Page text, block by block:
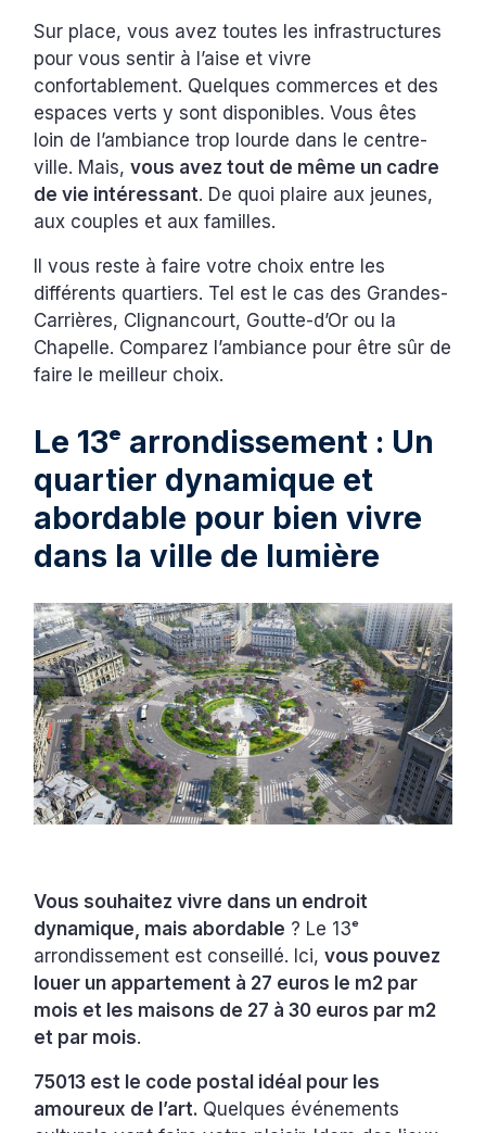
Sur place, vous avez toutes les infrastructures
pour vous sentir à l’aise et vivre
confortablement. Quelques commerces et des
espaces verts y sont disponibles. Vous êtes
loin de l’ambiance trop lourde dans le centre-
ville. Mais,vous avez tout de même un cadre
de vie intéressant. De quoi plaire aux jeunes,
aux couples et aux familles.
Il vous reste à faire votre choix entre les
différents quartiers. Tel est le cas des Grandes-
Carrières, Clignancourt, Goutte-d’Or ou la
Chapelle. Comparez l’ambiance pour être sûr de
faire le meilleur choix.
Le 13ᵉ arrondissement : Un
quartier dynamique et
abordable pour bien vivre
dans la ville de lumière
Vous souhaitez vivre dans un endroit
dynamique, mais abordable ? Le 13ᵉ
arrondissement est conseillé. Ici,vous pouvez
louer un appartement à 27 euros le m2 par
mois et les maisons de 27 à 30 euros par m2
et par mois.
75013 est le code postal idéal pour les
amoureux de l’art. Quelques événements